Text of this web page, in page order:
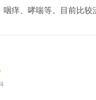
痒、哮喘等。目前比